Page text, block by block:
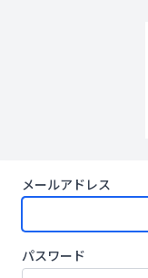
メールアドレス
パスワード